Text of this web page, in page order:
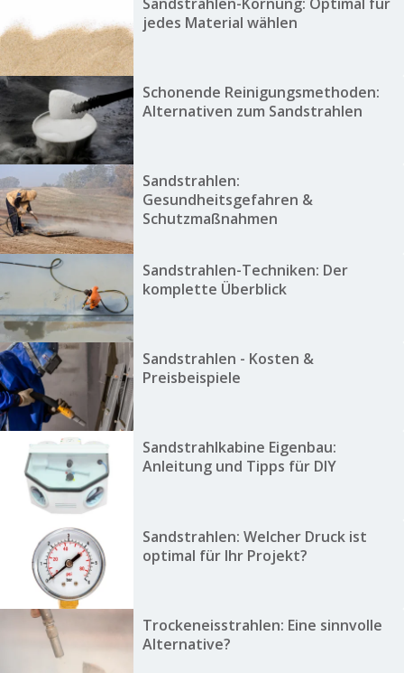
jedes Material wählen
Schonende Reinigungsmethoden:
Alternativen zum Sandstrahlen
Sandstrahlen:
Gesundheitsgefahren &
Schutzmaßnahmen
Sandstrahlen-Techniken: Der
komplette Überblick
Sandstrahlen - Kosten &
Preisbeispiele
Sandstrahlkabine Eigenbau:
Anleitung und Tipps für DIY
Sandstrahlen: Welcher Druck ist
optimal für Ihr Projekt?
Trockeneisstrahlen: Eine sinnvolle
Alternative?